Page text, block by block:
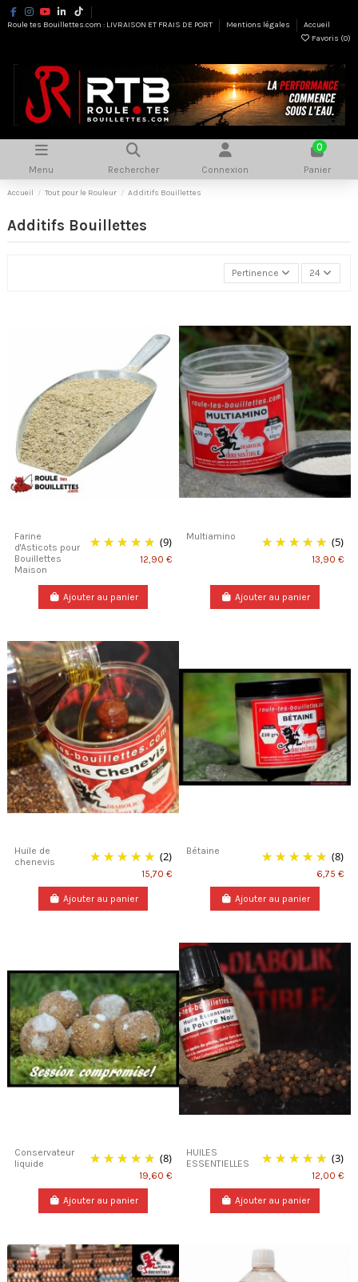
Roule tes Bouillettes.com : LIVRAISON ET FRAIS DE PORT Mentions légales
Accueil
Favoris (0)
Menu Rechercher Connexion
0
Panier
Accueil Tout pour le Rouleur Additifs Bouillettes
Additifs Bouillettes
Pertinence 24
Farine
d'Asticots pour
Bouillettes
Maison
(9)
12,90 €
Ajouter au panier
Multiamino (5)
13,90 €
Ajouter au panier
Huile de
chenevis
(2)
15,70 €
Ajouter au panier
Bétaine (8)
6,75 €
Ajouter au panier
Conservateur
liquide
(8)
19,60 €
Ajouter au panier
HUILES
ESSENTIELLES
(3)
12,00 €
Ajouter au panier